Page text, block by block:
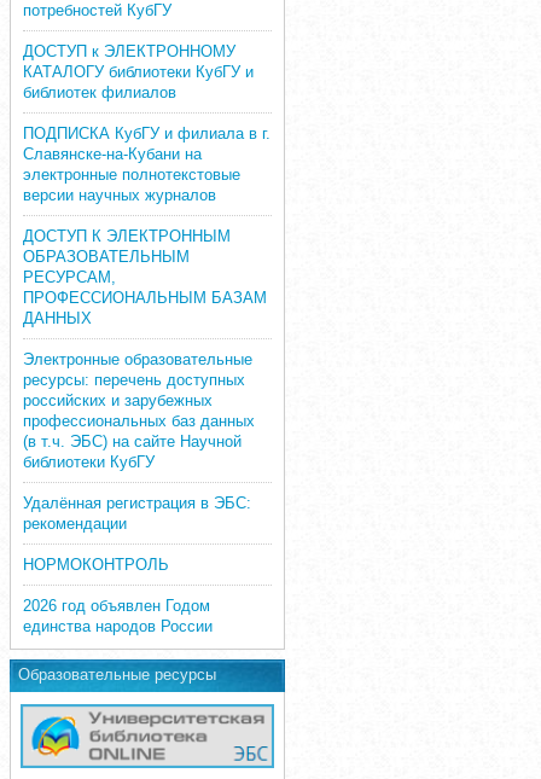
потребностей КубГУ
ДОСТУП к ЭЛЕКТРОННОМУ
КАТАЛОГУ библиотеки КубГУ и
библиотек филиалов
ПОДПИСКА КубГУ и филиала в г.
Славянске-на-Кубани на
электронные полнотекстовые
версии научных журналов
ДОСТУП К ЭЛЕКТРОННЫМ
ОБРАЗОВАТЕЛЬНЫМ
РЕСУРСАМ,
ПРОФЕССИОНАЛЬНЫМ БАЗАМ
ДАННЫХ
Электронные образовательные
ресурсы: перечень доступных
российских и зарубежных
профессиональных баз данных
(в т.ч. ЭБС) на сайте Научной
библиотеки КубГУ
Удалённая регистрация в ЭБС:
рекомендации
НОРМОКОНТРОЛЬ
2026 год объявлен Годом
единства народов России
Образовательные ресурсы